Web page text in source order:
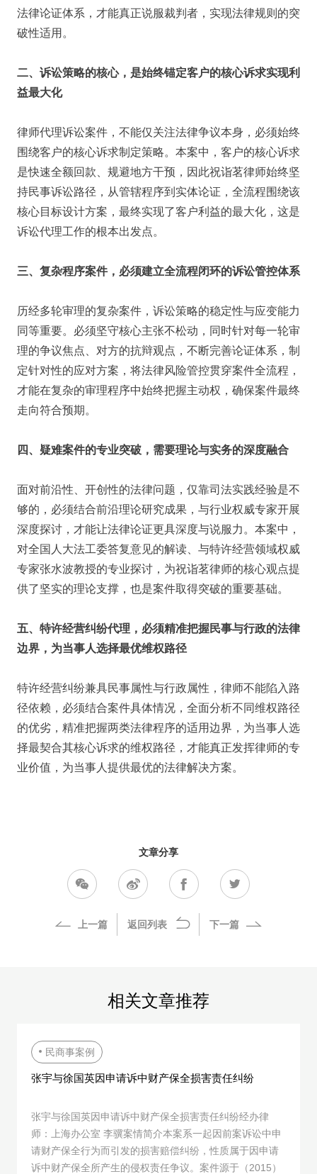
法律论证体系，才能真正说服裁判者，实现法律规则的突
破性适用。
二、诉讼策略的核心，是始终锚定客户的核心诉求实现利
益最大化
律师代理诉讼案件，不能仅关注法律争议本身，必须始终
围绕客户的核心诉求制定策略。本案中，客户的核心诉求
是快速全额回款、规避地方干预，因此祝诣茗律师始终坚
持民事诉讼路径，从管辖程序到实体论证，全流程围绕该
核心目标设计方案，最终实现了客户利益的最大化，这是
诉讼代理工作的根本出发点。
三、复杂程序案件，必须建立全流程闭环的诉讼管控体系
历经多轮审理的复杂案件，诉讼策略的稳定性与应变能力
同等重要。必须坚守核心主张不松动，同时针对每一轮审
理的争议焦点、对方的抗辩观点，不断完善论证体系，制
定针对性的应对方案，将法律风险管控贯穿案件全流程，
才能在复杂的审理程序中始终把握主动权，确保案件最终
走向符合预期。
四、疑难案件的专业突破，需要理论与实务的深度融合
面对前沿性、开创性的法律问题，仅靠司法实践经验是不
够的，必须结合前沿理论研究成果，与行业权威专家开展
深度探讨，才能让法律论证更具深度与说服力。本案中，
对全国人大法工委答复意见的解读、与特许经营领域权威
专家张水波教授的专业探讨，为祝诣茗律师的核心观点提
供了坚实的理论支撑，也是案件取得突破的重要基础。
五、特许经营纠纷代理，必须精准把握民事与行政的法律
边界，为当事人选择最优维权路径
特许经营纠纷兼具民事属性与行政属性，律师不能陷入路
径依赖，必须结合案件具体情况，全面分析不同维权路径
的优劣，精准把握两类法律程序的适用边界，为当事人选
择最契合其核心诉求的维权路径，才能真正发挥律师的专
业价值，为当事人提供最优的法律解决方案。
文章分享
上一篇 返回列表 下一篇
相关文章推荐
民商事案例
张宇与徐国英因申请诉中财产保全损害责任纠纷
张宇与徐国英因申请诉中财产保全损害责任纠纷经办律
师：上海办公室 李骥案情简介本案系一起因前案诉讼中申
请财产保全行为而引发的损害赔偿纠纷，性质属于因申请
诉中财产保全所产生的侵权责任争议。案件源于（2015）